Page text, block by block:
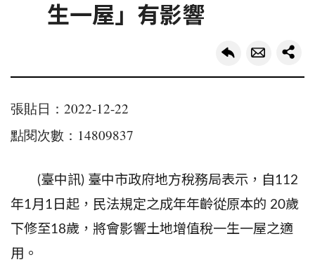
生一屋」有影響
張貼日：2022-12-22
點閱次數：14809837
(臺中訊) 臺中市政府地方稅務局表示，自 112
年1月 1 日起，民法規定之成年年齡從原本的 20歲
下修至18歲，將會影響土地增值稅一生一屋之適
用。